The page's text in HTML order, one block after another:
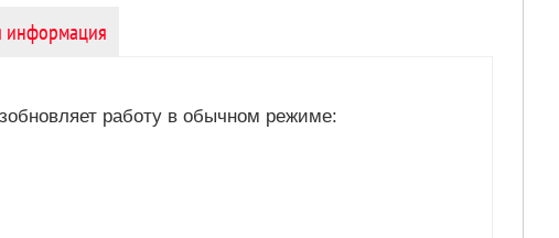
информация
работу в обычном режиме: